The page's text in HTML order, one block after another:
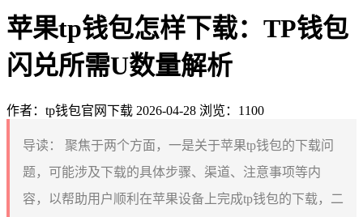
苹果tp钱包怎样下载：TP钱包
闪兑所需U数量解析
作者：tp钱包官网下载 2026-04-28 浏览：1100
导读：
聚焦于两个方面，一是关于苹果tp钱包的下载问
题，可能涉及下载的具体步骤、渠道、注意事项等内
容，以帮助用户顺利在苹果设备上完成tp钱包的下载，二